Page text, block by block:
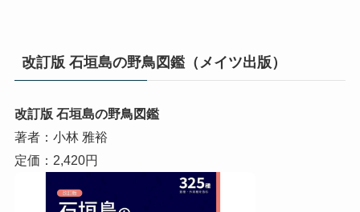
改訂版 石垣島の野鳥図鑑（メイツ出版）
改訂版 石垣島の野鳥図鑑
著者：小林 雅裕
定価：2,420円